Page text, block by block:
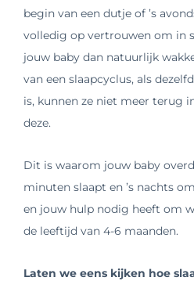
begin van een dutje of ’s
volledig op vertrouwen om in
jouw baby dan natuurlijk
van een slaapcyclus, als
is, kunnen ze niet meer terug
deze.
Dit is waarom jouw baby
minuten slaapt en ’s nachts
en jouw hulp nodig heeft om
de leeftijd van 4-6 maanden.
Laten we eens kijken hoe